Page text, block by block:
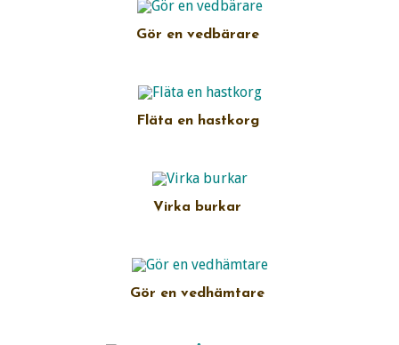
Gör en vedbärare
Fläta en hastkorg
Virka burkar
Gör en vedhämtare